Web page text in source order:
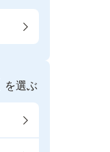
を選ぶ